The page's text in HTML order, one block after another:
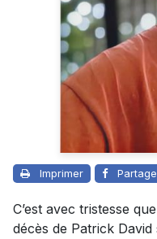
Imprimer
C’est avec tristesse
décès de Patrick David